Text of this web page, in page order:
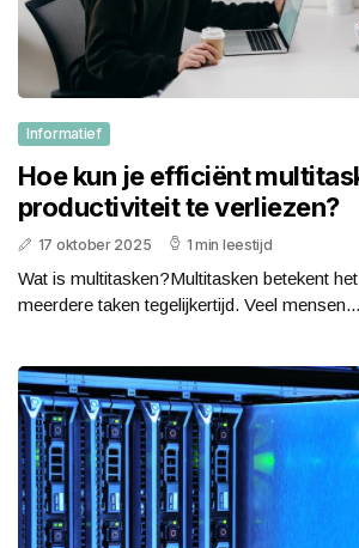
Informatief
Hoe kun je efficiënt
productiviteit te verliezen?
17 oktober 2025 1 min leestijd
Wat is multitasken?Multitasken betekent
meerdere taken tegelijkertijd. Veel mensen...